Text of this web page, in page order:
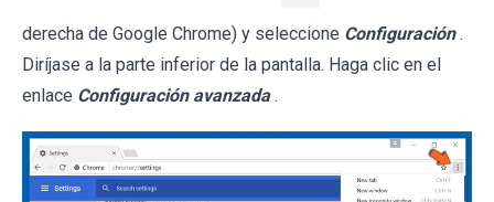
derecha de Google Chrome) y seleccione Configuración .
Diríjase a la parte inferior de la pantalla. Haga clic en el
enlace Configuración avanzada .